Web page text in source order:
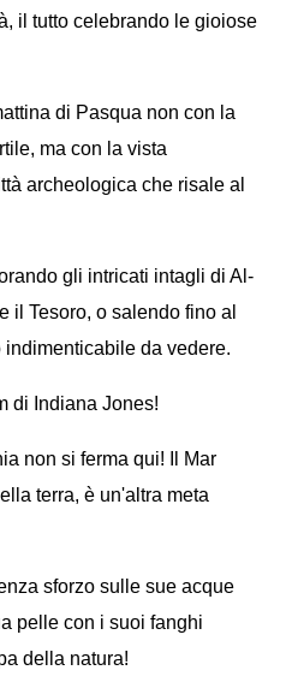
il tutto celebrando le gioiose
di Pasqua non con la
ma con la vista
archeologica che risale al
gli intricati intagli di Al-
il Tesoro, o salendo fino al
indimenticabile da vedere.
di Indiana Jones!
non si ferma qui! Il Mar
terra, è un'altra meta
sforzo sulle sue acque
pelle con i suoi fanghi
della natura!